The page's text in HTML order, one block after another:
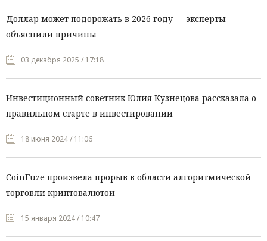
Доллар может подорожать в 2026 году — эксперты
объяснили причины
03 декабря 2025 / 17:18
Инвестиционный советник Юлия Кузнецова рассказала о
правильном старте в инвестировании
18 июня 2024 / 11:06
CoinFuze произвела прорыв в области алгоритмической
торговли криптовалютой
15 января 2024 / 10:47